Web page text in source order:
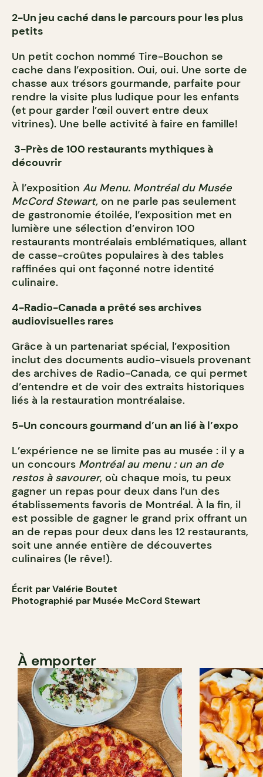
2-Un jeu caché dans le parcours pour les plus
petits
Un petit cochon nommé Tire-Bouchon se
cache dans l’exposition. Oui, oui. Une sorte de
chasse aux trésors gourmande, parfaite pour
rendre la visite plus ludique pour les enfants
(et pour garder l’œil ouvert entre deux
vitrines). Une belle activité à faire en famille!
3-Près de 100 restaurants mythiques à
découvrir
À l’exposition Au Menu. Montréal du Musée
McCord Stewart, on ne parle pas seulement
de gastronomie étoilée, l’exposition met en
lumière une sélection d’environ 100
restaurants montréalais emblématiques, allant
de casse-croûtes populaires à des tables
raffinées qui ont façonné notre identité
culinaire.
4-Radio-Canada a prêté ses archives
audiovisuelles rares
Grâce à un partenariat spécial, l’exposition
inclut des documents audio-visuels provenant
des archives de Radio-Canada, ce qui permet
d’entendre et de voir des extraits historiques
liés à la restauration montréalaise.
5-Un concours gourmand d’un an lié à l’expo
L’expérience ne se limite pas au musée : il y a
un concours Montréal au menu : un an de
restos à savourer, où chaque mois, tu peux
gagner un repas pour deux dans l’un des
établissements favoris de Montréal. À la fin, il
est possible de gagner le grand prix offrant un
an de repas pour deux dans les 12 restaurants,
soit une année entière de découvertes
culinaires (le rêve!).
Écrit par Valérie Boutet
Photographié par Musée McCord Stewart
À emporter